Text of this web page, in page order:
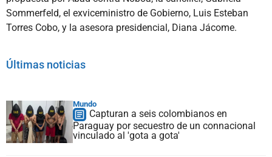
Sommerfeld, el exviceministro de Gobierno, Luis Esteban
Torres Cobo, y la asesora presidencial, Diana Jácome.
Últimas noticias
Mundo
Capturan a seis colombianos en
Paraguay por secuestro de un connacional
vinculado al 'gota a gota'